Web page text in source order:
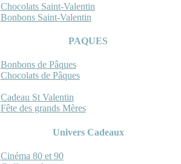
Chocolats Saint-Valentin
Bonbons Saint-Valentin
PAQUES
Bonbons de Pâques
Chocolats de Pâques
Cadeau St Valentin
Fête des grands Mères
Univers Cadeaux
Cinéma 80 et 90